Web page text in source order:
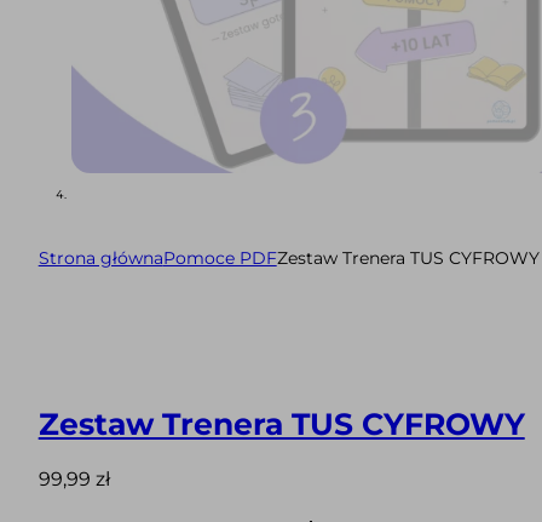
Strona głównaPomoce PDFZestaw Trenera TUS CYFROWY
Zestaw Trenera TUS CYFROWY
99,99 zł